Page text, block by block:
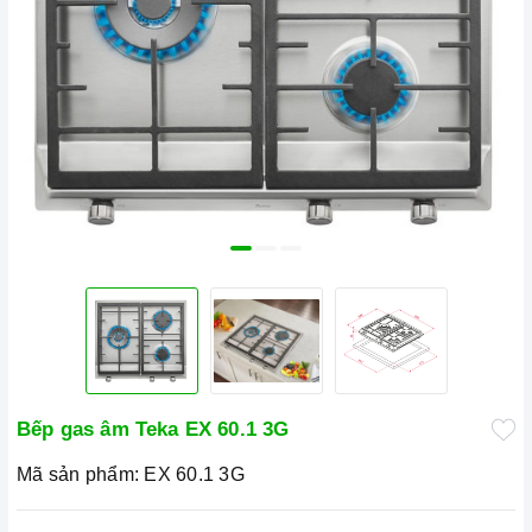
Bếp gas âm Teka EX 60.1 3G
Mã sản phẩm: EX 60.1 3G